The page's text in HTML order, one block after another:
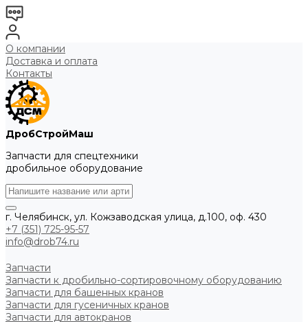
О компании
Доставка и оплата
Контакты
ДробСтройМаш
Запчасти для спецтехники
дробильное оборудование
г. Челябинск, ул. Кожзаводская улица, д.100, оф. 430
+7 (351) 725-95-57
info@drob74.ru
Запчасти
Запчасти к дробильно-сортировочному оборудованию
Запчасти для башенных кранов
Запчасти для гусеничных кранов
Запчасти для автокранов